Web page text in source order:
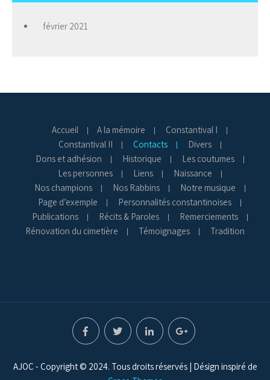
février 2021
Accueil A la mémoire
Constantival I
Constantival II
Contacts
Divers
Dons et adhésion
Historique
Les coutumes
Les personnes
Liens
Naissance
Nos champions
Nos Rabbins
Notre musique
Page d’exemple
Personnalités constantinoises
Publications
Récits & Paroles
Remerciements
Rénovation du cimetière
Témoignages Tradition
AJOC - Copyright © 2024. Tous droits réservés | Désign inspiré de